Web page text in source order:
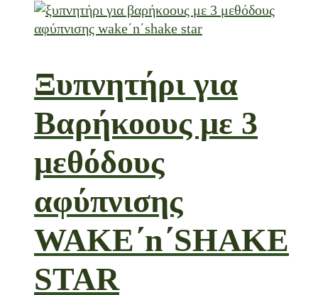
Ξυπνητήρι για
Βαρήκοους με 3
μεθόδους
αφύπνισης
WAKE΄n΄SHAKE
STAR